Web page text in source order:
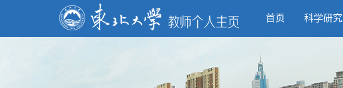
首页 科学研究